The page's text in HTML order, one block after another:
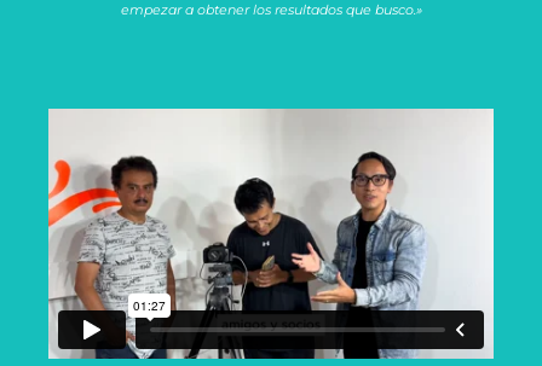
empezar a obtener los resultados que busco.»